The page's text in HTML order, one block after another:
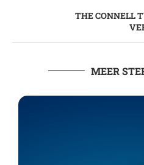
THE CONNELL
MEER